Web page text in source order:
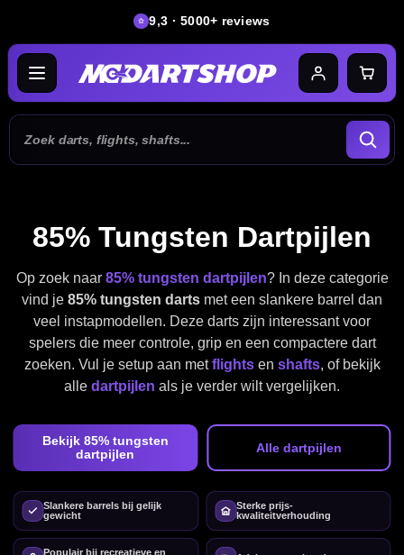
9,3 · 5000+ reviews
85% Tungsten Dartpijlen
Op zoek naar 85% tungsten dartpijlen? In deze categorie
vind je 85% tungsten darts met een slankere barrel dan
veel instapmodellen. Deze darts zijn interessant voor
spelers die meer controle, grip en een compactere dart
zoeken. Vul je setup aan metflightsen shafts, of bekijk
alle dartpijlen als je verder wilt vergelijken.
Bekijk 85% tungsten
dartpijlen
Alle dartpijlen
Slankere barrels bij gelijk
gewicht
Sterke prijs-
kwaliteitverhouding
Populair bij recreatieve en